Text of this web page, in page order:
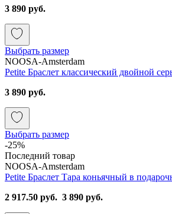
3 890 руб.
Выбрать размер
NOOSA-Amsterdam
Petite Браслет классический двойной
3 890 руб.
Выбрать размер
-25%
Последний товар
NOOSA-Amsterdam
Petite Браслет Тара коньячный в
2 917.50 руб. 3 890 руб.